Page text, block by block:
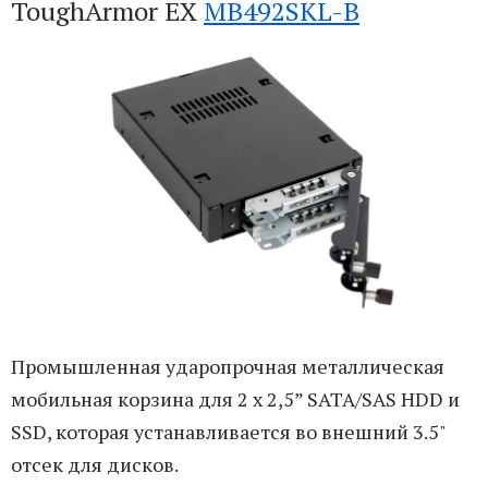
ToughArmor EX MB492SKL-B
Промышленная ударопрочная металлическая
мобильная корзина для 2 x 2,5” SATA/SAS HDD и
SSD, которая устанавливается во внешний 3.5"
отсек для дисков.